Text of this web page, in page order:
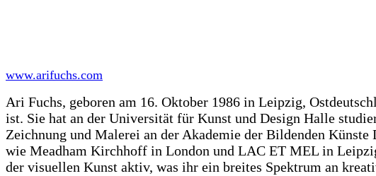
www.arifuchs.com
Ari Fuchs, geboren am 16. Oktober 1986 in Leipzig,
ist. Sie hat an der Universität für Kunst und Design Halle
Zeichnung und Malerei an der Akademie der Bildenden
wie Meadham Kirchhoff in London und LAC ET MEL in
der visuellen Kunst aktiv, was ihr ein breites Spektrum an